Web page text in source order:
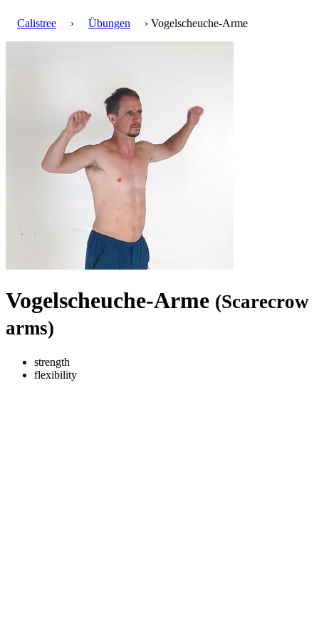
Calistree › Übungen › Vogelscheuche-Arme
Vogelscheuche-Arme (Scarecrow
arms)
strength
flexibility